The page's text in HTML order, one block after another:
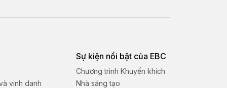
vinh danh
Sự kiện nổi bật của EBC
Chương trình Khuyến khích
Nhà sáng tạo